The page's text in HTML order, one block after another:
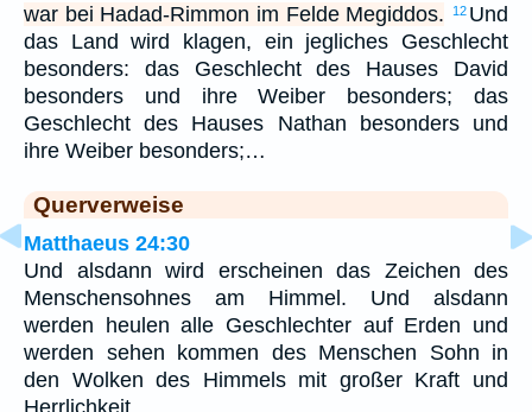
war bei Hadad-Rimmon im Felde Megiddos.
12 Und
das Land wird klagen, ein jegliches Geschlecht
besonders: das Geschlecht des Hauses David
besonders und ihre Weiber besonders; das
Geschlecht des Hauses Nathan besonders und
ihre Weiber besonders;…
Querverweise
Matthaeus 24:30
Und alsdann wird erscheinen das Zeichen des
Menschensohnes am Himmel. Und alsdann
werden heulen alle Geschlechter auf Erden und
werden sehen kommen des Menschen Sohn in
den Wolken des Himmels mit großer Kraft und
Herrlichkeit.